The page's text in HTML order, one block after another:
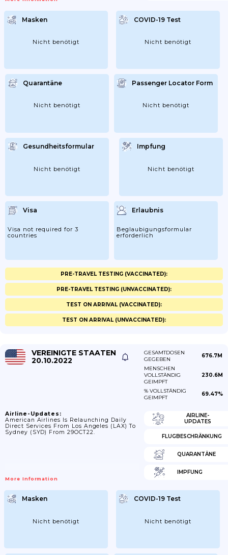
Masken
Nicht benötigt
COVID-19 Test
Nicht benötigt
Quarantäne
Nicht benötigt
Passenger Locator Form
Nicht benötigt
Gesundheitsformular
Nicht benötigt
Impfung
Nicht benötigt
Visa
Visa not required for 3
countries
Erlaubnis
Beglaubigungsformular
erforderlich
PRE-TRAVEL TESTING (VACCINATED):
PRE-TRAVEL TESTING (UNVACCINATED):
TEST ON ARRIVAL (VACCINATED):
TEST ON ARRIVAL (UNVACCINATED):
VEREINIGTE STAATEN
20.10.2022
GESAMTDOSEN
GEGEBEN
676.7M
MENSCHEN
VOLLSTÄNDIG
GEIMPFT
230.6M
% VOLLSTÄNDIG
GEIMPFT
69.47%
Airline-Updates:
American Airlines Is Relaunching Daily
Direct Services From Los Angeles (LAX) To
Sydney (SYD) From 29OCT22.
More Information
AIRLINE-
UPDATES
FLUGBESCHRÄNKUNG
QUARANTÄNE
IMPFUNG
Masken
Nicht benötigt
COVID-19 Test
Nicht benötigt